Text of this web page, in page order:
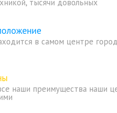
тысячи довольных
в самом центре
наши преимущества наши